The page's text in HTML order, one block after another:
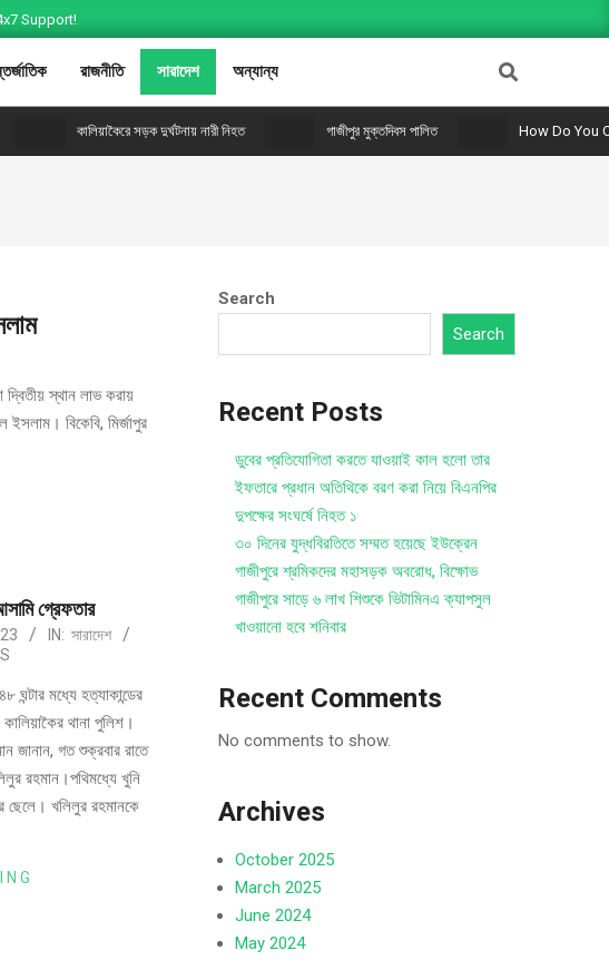
Support!
রাজনীতি সারাদেশ অন্যান্য
কালিয়াকৈরে সড়ক দুর্ঘটনায় নারী নিহত গাজীপুর মুক্তদিবস পালিত How Do You
দ্বিতীয় স্থান লাভ করায়
বিকেবি, মির্জাপুর
গ্রেফতার
IN: সারাদেশ
ঘন্টার মধ্যে হত্যাকান্ডের
থানা পুলিশ।
জানান, গত শুক্রবার রাতে
রহমান।পথিমধ্যে খুনি
খলিলুর রহমানকে
Search
Search
Recent Posts
ডুবের প্রতিযোগিতা করতে যাওয়াই কাল হলো তার
ইফতারে প্রধান অতিথিকে বরণ করা নিয়ে বিএনপির
দুপক্ষের সংঘর্ষে নিহত ১
৩০ দিনের যুদ্ধবিরতিতে সম্মত হয়েছে ইউক্রেন
গাজীপুরে শ্রমিকদের মহাসড়ক অবরোধ, বিক্ষোভ
গাজীপুরে সাড়ে ৬ লাখ শিশুকে ভিটামিনএ ক্যাপসুল
খাওয়ানো হবে শনিবার
Recent Comments
No comments to show.
Archives
October 2025
March 2025
June 2024
May 2024